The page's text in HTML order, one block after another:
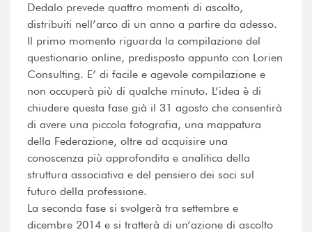
Dedalo prevede quattro momenti di ascolto,
distribuiti nell’arco di un anno a partire da adesso.
Il primo momento riguarda la compilazione del
questionario online, predisposto appunto con Lorien
Consulting. E’ di facile e agevole compilazione e
non occuperà più di qualche minuto. L’idea è di
chiudere questa fase già il 31 agosto che consentirà
di avere una piccola fotografia, una mappatura
della Federazione, oltre ad acquisire una
conoscenza più approfondita e analitica della
struttura associativa e del pensiero dei soci sul
futuro della professione.
La seconda fase si svolgerà tra settembre e
dicembre 2014 e si tratterà di un’azione di ascolto